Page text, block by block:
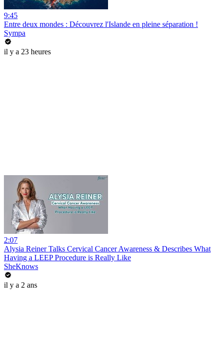
9:45
Entre deux mondes : Découvrez l'Islande en pleine séparation !
Sympa
il y a 23 heures
2:07
Alysia Reiner Talks Cervical Cancer Awareness & Describes What
Having a LEEP Procedure is Really Like
SheKnows
il y a 2 ans